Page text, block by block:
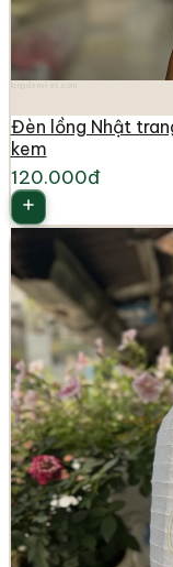
Đèn lồng Nhật
kem
120.000đ